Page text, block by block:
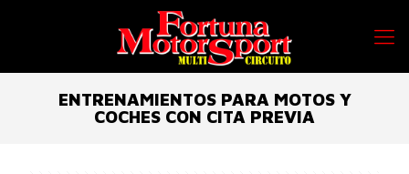
ENTRENAMIENTOS PARA MOTOS Y
COCHES CON CITA PREVIA